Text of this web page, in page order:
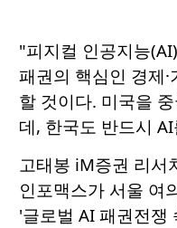
"피지컬 인공지능
패권의 핵심인 경제·
할 것이다. 미국을
데, 한국도 반드시
고태봉 iM증권 리서
인포맥스가 서울 여
'글로벌 AI 패권전쟁